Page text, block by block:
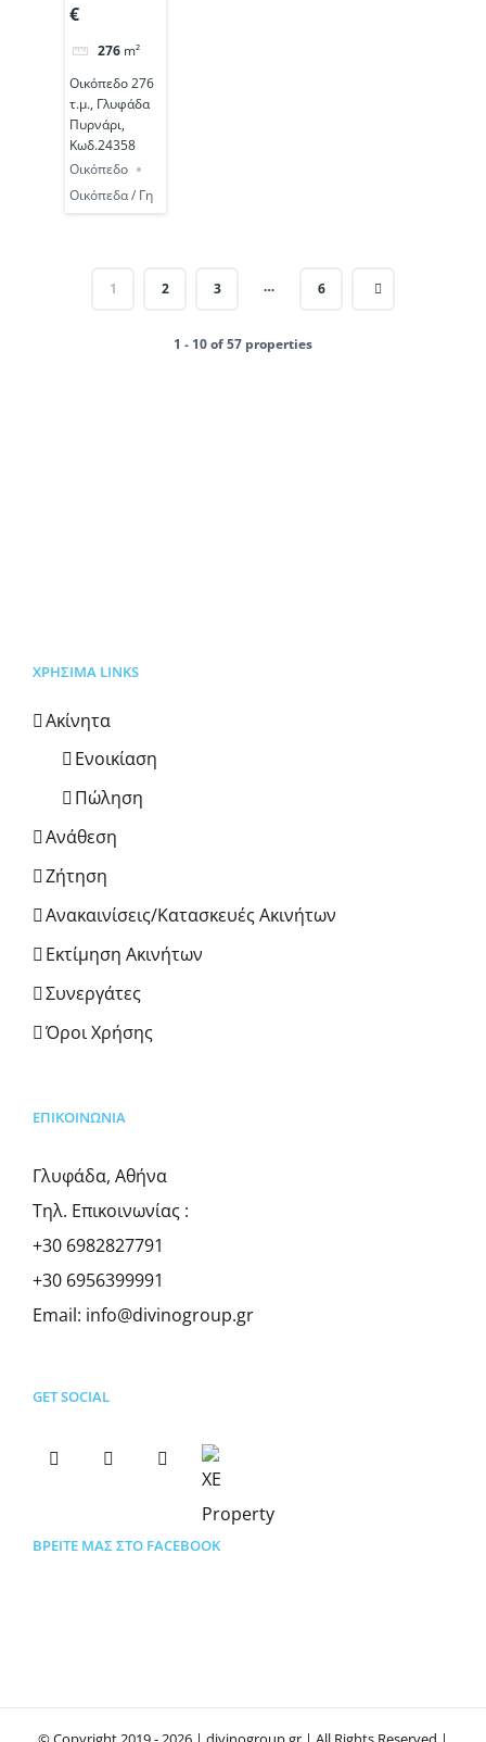
Πυρνάρι,
Κωδ.24358
€
276 m²
Οικόπεδο 276
τ.μ., Γλυφάδα
Πυρνάρι,
Κωδ.24358
Οικόπεδο
Οικόπεδα / Γη
1 2 3 … 6
1 - 10 of 57 properties
ΧΡΗΣΙΜΑ LINKS
Ακίνητα
Ενοικίαση
Πώληση
Ανάθεση
Ζήτηση
Ανακαινίσεις/Κατασκευές Ακινήτων
Εκτίμηση Ακινήτων
Συνεργάτες
Όροι Χρήσης
ΕΠΙΚΟΙΝΩΝΊΑ
Γλυφάδα, Αθήνα
Τηλ. Επικοινωνίας :
+30 6982827791
+30 6956399991
Email: info@divinogroup.gr
GET SOCIAL
ΒΡΕΊΤΕ ΜΑΣ ΣΤΟ FACEBOOK